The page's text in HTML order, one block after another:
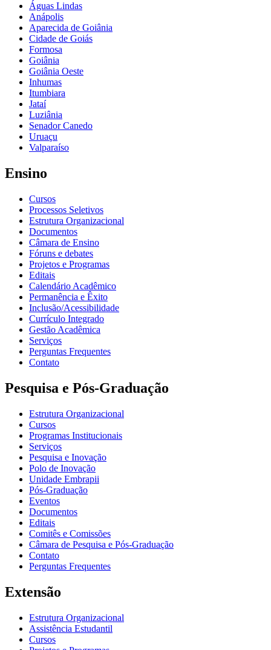
Águas Lindas
Anápolis
Aparecida de Goiânia
Cidade de Goiás
Formosa
Goiânia
Goiânia Oeste
Inhumas
Itumbiara
Jataí
Luziânia
Senador Canedo
Uruaçu
Valparaíso
Ensino
Cursos
Processos Seletivos
Estrutura Organizacional
Documentos
Câmara de Ensino
Fóruns e debates
Projetos e Programas
Editais
Calendário Acadêmico
Permanência e Êxito
Inclusão/Acessibilidade
Currículo Integrado
Gestão Acadêmica
Serviços
Perguntas Frequentes
Contato
Pesquisa e Pós-Graduação
Estrutura Organizacional
Cursos
Programas Institucionais
Serviços
Pesquisa e Inovação
Polo de Inovação
Unidade Embrapii
Pós-Graduação
Eventos
Documentos
Editais
Comitês e Comissões
Câmara de Pesquisa e Pós-Graduação
Contato
Perguntas Frequentes
Extensão
Estrutura Organizacional
Assistência Estudantil
Cursos